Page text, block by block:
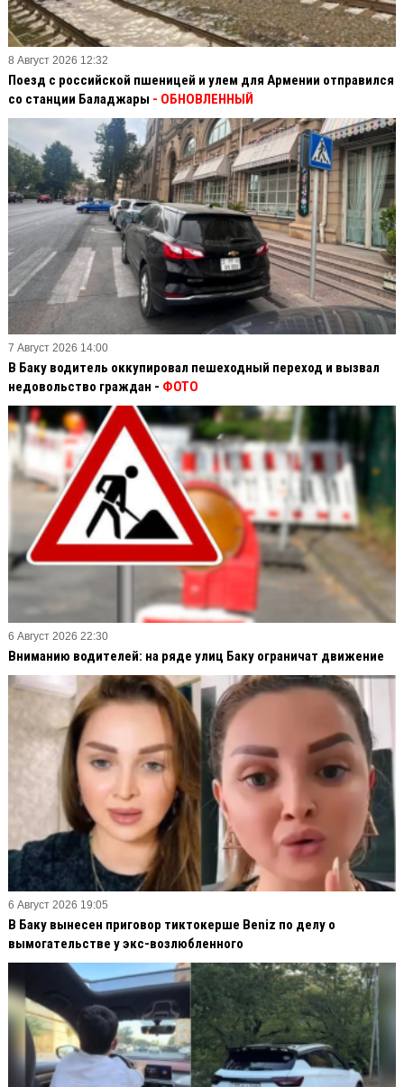
8 Август 2026 12:32
Поезд с российской пшеницей и улем для Армении отправился
со станции Баладжары - ОБНОВЛЕННЫЙ
7 Август 2026 14:00
В Баку водитель оккупировал пешеходный переход и вызвал
недовольство граждан - ФОТО
6 Август 2026 22:30
Вниманию водителей: на ряде улиц Баку ограничат движение
6 Август 2026 19:05
В Баку вынесен приговор тиктокерше Beniz по делу о
вымогательстве у экс-возлюбленного